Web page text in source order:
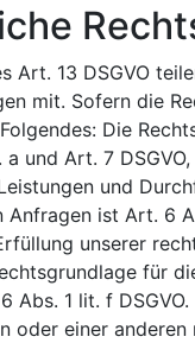
Art. 13 DSGVO
mit. Sofern die
Die
und Art. 7
und
ist Art. 6
unserer
für
Abs. 1 lit. f
oder einer